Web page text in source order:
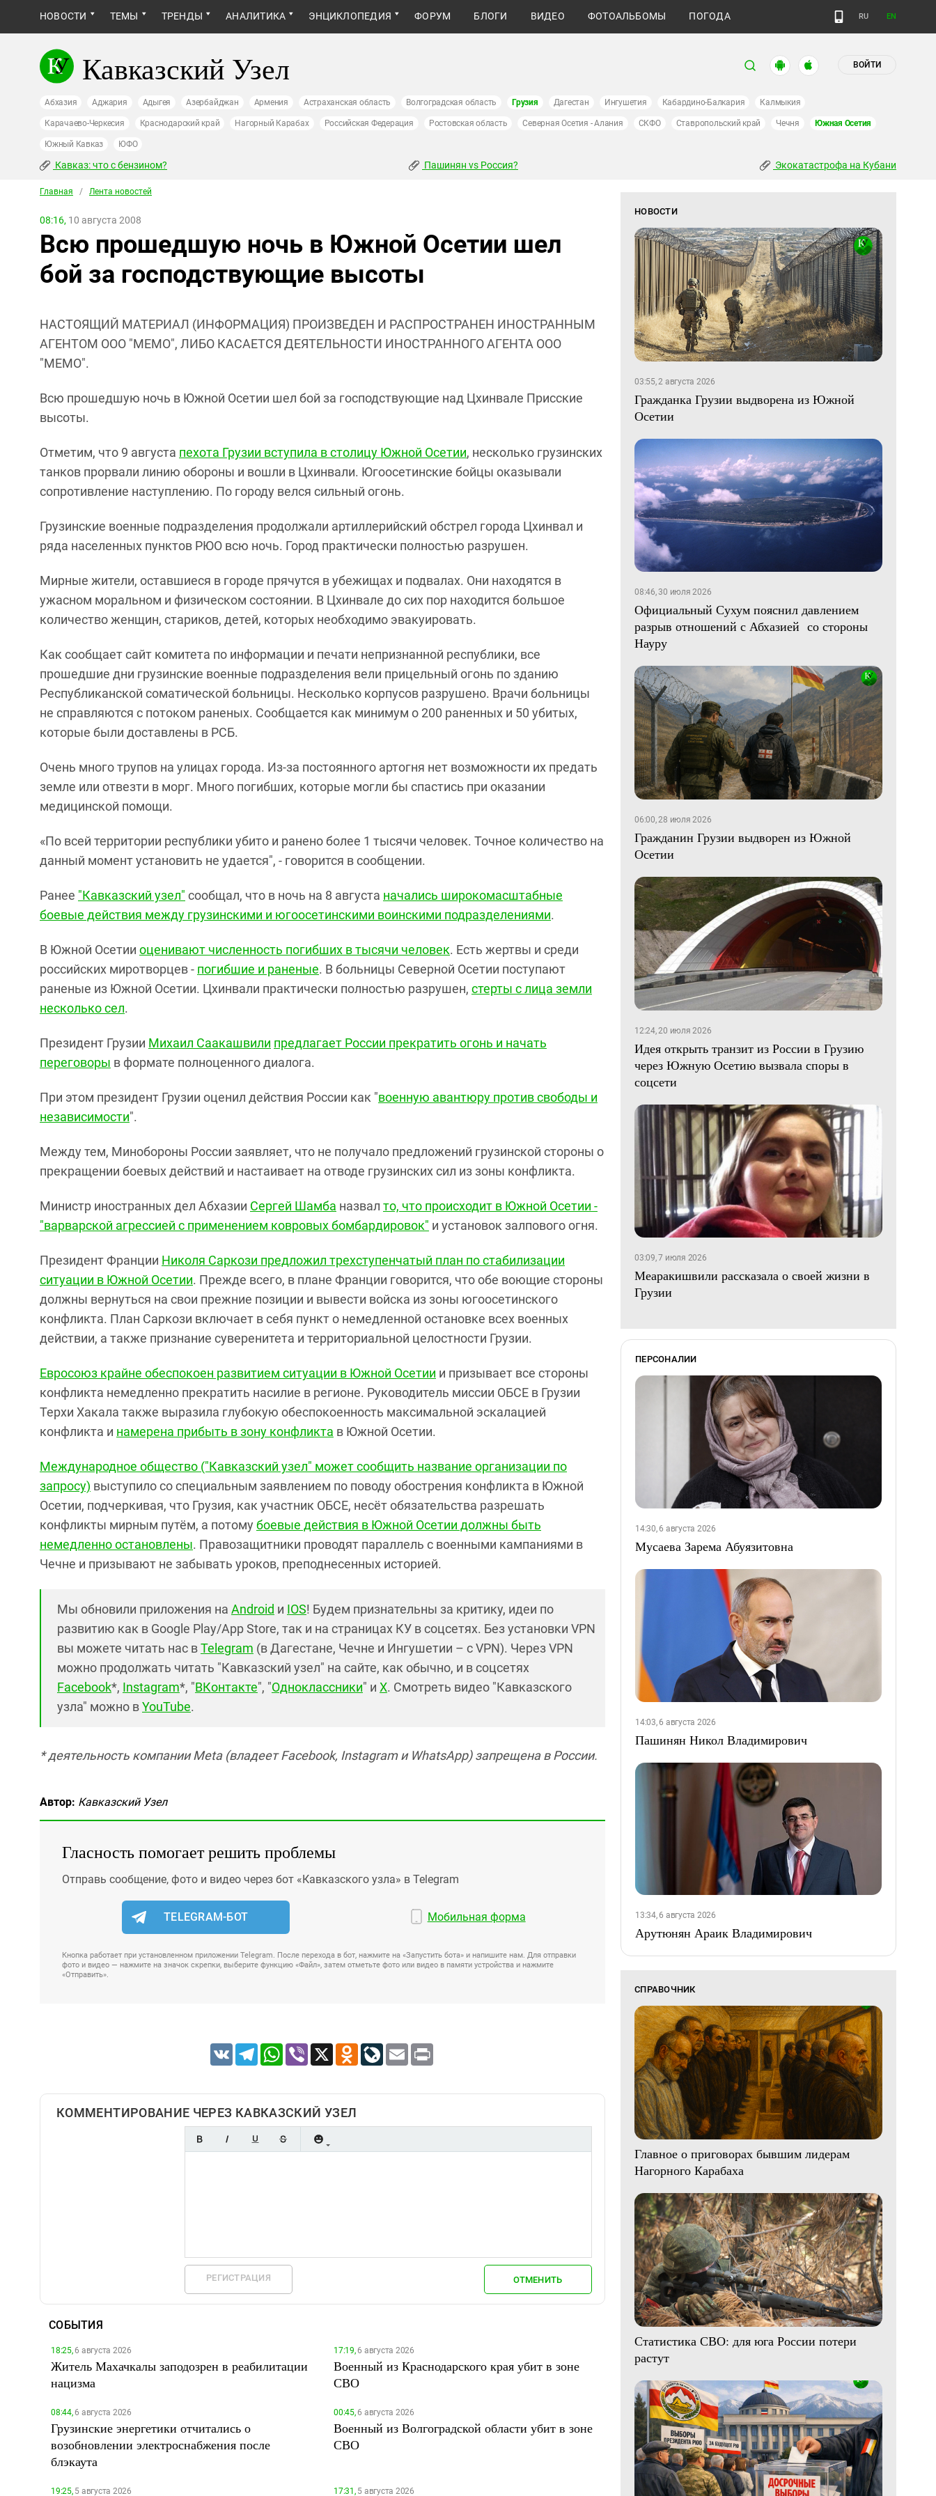
НОВОСТИ ТЕМЫ ТРЕНДЫ АНАЛИТИКА ЭНЦИКЛОПЕДИЯ ФОРУМ БЛОГИ ВИДЕО ФОТОАЛЬБОМЫ ПОГОДА RU EN
Кавказский Узел ВОЙТИ
Абхазия Аджария Адыгея Азербайджан Армения Астраханская область Волгоградская область Грузия Дагестан Ингушетия Кабардино-Балкария Калмыкия
Карачаево-Черкесия Краснодарский край Нагорный Карабах Российская Федерация Ростовская область Северная Осетия - Алания СКФО Ставропольский край Чечня Южная Осетия
Южный Кавказ ЮФО
Кавказ: что с бензином? Пашинян vs Россия? Экокатастрофа на Кубани
Главная / Лента новостей
08:16, 10 августа 2008
Всю прошедшую ночь в Южной Осетии шел
бой за господствующие высоты
НАСТОЯЩИЙ МАТЕРИАЛ (ИНФОРМАЦИЯ) ПРОИЗВЕДЕН И РАСПРОСТРАНЕН ИНОСТРАННЫМ
АГЕНТОМ ООО "МЕМО", ЛИБО КАСАЕТСЯ ДЕЯТЕЛЬНОСТИ ИНОСТРАННОГО АГЕНТА ООО
"МЕМО".
Всю прошедшую ночь в Южной Осетии шел бой за господствующие над Цхинвале Присские
высоты.
Отметим, что 9 августа пехота Грузии вступила в столицу Южной Осетии, несколько грузинских
танков прорвали линию обороны и вошли в Цхинвали. Югоосетинские бойцы оказывали
сопротивление наступлению. По городу велся сильный огонь.
Грузинские военные подразделения продолжали артиллерийский обстрел города Цхинвал и
ряда населенных пунктов РЮО всю ночь. Город практически полностью разрушен.
Мирные жители, оставшиеся в городе прячутся в убежищах и подвалах. Они находятся в
ужасном моральном и физическом состоянии. В Цхинвале до сих пор находится большое
количество женщин, стариков, детей, которых необходимо эвакуировать.
Как сообщает сайт комитета по информации и печати непризнанной республики, все
прошедшие дни грузинские военные подразделения вели прицельный огонь по зданию
Республиканской соматической больницы. Несколько корпусов разрушено. Врачи больницы
не справляются с потоком раненых. Сообщается как минимум о 200 раненных и 50 убитых,
которые были доставлены в РСБ.
Очень много трупов на улицах города. Из-за постоянного артогня нет возможности их предать
земле или отвезти в морг. Много погибших, которые могли бы спастись при оказании
медицинской помощи.
«По всей территории республики убито и ранено более 1 тысячи человек. Точное количество на
данный момент установить не удается", - говорится в сообщении.
Ранее "Кавказский узел" сообщал, что в ночь на 8 августа начались широкомасштабные
боевые действия между грузинскими и югоосетинскими воинскими подразделениями.
В Южной Осетии оценивают численность погибших в тысячи человек. Есть жертвы и среди
российских миротворцев - погибшие и раненые. В больницы Северной Осетии поступают
раненые из Южной Осетии. Цхинвали практически полностью разрушен, стерты с лица земли
несколько сел.
Президент Грузии Михаил Саакашвили предлагает России прекратить огонь и начать
переговоры в формате полноценного диалога.
При этом президент Грузии оценил действия России как "военную авантюру против свободы и
независимости".
Между тем, Минобороны России заявляет, что не получало предложений грузинской стороны о
прекращении боевых действий и настаивает на отводе грузинских сил из зоны конфликта.
Министр иностранных дел Абхазии Сергей Шамба назвал то, что происходит в Южной Осетии -
"варварской агрессией с применением ковровых бомбардировок" и установок залпового огня.
Президент Франции Николя Саркози предложил трехступенчатый план по стабилизации
ситуации в Южной Осетии. Прежде всего, в плане Франции говорится, что обе воющие стороны
должны вернуться на свои прежние позиции и вывести войска из зоны югоосетинского
конфликта. План Саркози включает в себя пункт о немедленной остановке всех военных
действии, а также признание суверенитета и территориальной целостности Грузии.
Евросоюз крайне обеспокоен развитием ситуации в Южной Осетии и призывает все стороны
конфликта немедленно прекратить насилие в регионе. Руководитель миссии ОБСЕ в Грузии
Терхи Хакала также выразила глубокую обеспокоенность максимальной эскалацией
конфликта и намерена прибыть в зону конфликта в Южной Осетии.
Международное общество ("Кавказский узел" может сообщить название организации по
запросу) выступило со специальным заявлением по поводу обострения конфликта в Южной
Осетии, подчеркивая, что Грузия, как участник ОБСЕ, несёт обязательства разрешать
конфликты мирным путём, а потому боевые действия в Южной Осетии должны быть
немедленно остановлены. Правозащитники проводят параллель с военными кампаниями в
Чечне и призывают не забывать уроков, преподнесенных историей.
Мы обновили приложения на Android и IOS! Будем признательны за критику, идеи по
развитию как в Google Play/App Store, так и на страницах КУ в соцсетях. Без установки VPN
вы можете читать нас вTelegram (в Дагестане, Чечне и Ингушетии – с VPN). Через VPN
можно продолжать читать "Кавказский узел" на сайте, как обычно, и в соцсетях
Facebook*, Instagram*, "ВКонтакте", "Одноклассники" и X. Смотреть видео "Кавказского
узла" можно вYouTube.
* деятельность компании Meta (владеет Facebook, Instagram и WhatsApp) запрещена в России.
Автор: Кавказский Узел
Гласность помогает решить проблемы
Отправь сообщение, фото и видео через бот «Кавказского узла» в Telegram
TELEGRAM-БОТ Мобильная форма
Кнопка работает при установленном приложении Telegram. После перехода в бот, нажмите на «Запустить бота» и напишите нам. Для отправки
фото и видео — нажмите на значок скрепки, выберите функцию «Файл», затем отметьте фото или видео в памяти устройства и нажмите
«Отправить».
VK TelegramWhatsApp
Viber X Odnoklassniki
LiveJournal
Email
КОММЕНТИРОВАНИЕ ЧЕРЕЗ КАВКАЗСКИЙ УЗЕЛ
РЕГИСТРАЦИЯ ОТМЕНИТЬ
СОБЫТИЯ
18:25,6 августа 2026
Житель Махачкалы заподозрен в реабилитации
нацизма
17:19,6 августа 2026
Военный из Краснодарского края убит в зоне
СВО
08:44,6 августа 2026
Грузинские энергетики отчитались о
возобновлении электроснабжения после
блэкаута
00:45,6 августа 2026
Военный из Волгоградской области убит в зоне
СВО
19:25,5 августа 2026 17:31,5 августа 2026
НОВОСТИ
03:55, 2 августа 2026
Гражданка Грузии выдворена из Южной
Осетии
08:46, 30 июля 2026
Официальный Сухум пояснил давлением
разрыв отношений с Абхазией со стороны
Науру
06:00, 28 июля 2026
Гражданин Грузии выдворен из Южной
Осетии
12:24, 20 июля 2026
Идея открыть транзит из России в Грузию
через Южную Осетию вызвала споры в
соцсети
03:09, 7 июля 2026
Меаракишвили рассказала о своей жизни в
Грузии
ПЕРСОНАЛИИ
14:30, 6 августа 2026
Мусаева Зарема Абуязитовна
14:03, 6 августа 2026
Пашинян Никол Владимирович
13:34, 6 августа 2026
Арутюнян Араик Владимирович
СПРАВОЧНИК
Главное о приговорах бывшим лидерам
Нагорного Карабаха
Статистика СВО: для юга России потери
растут